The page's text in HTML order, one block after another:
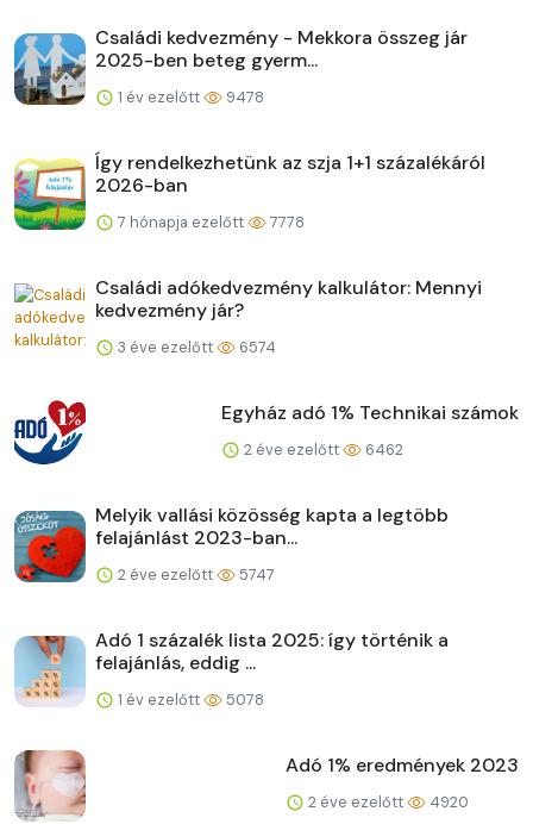
Családi kedvezmény - Mekkora összeg jár
2025-ben beteg gyerm...
1 év ezelőtt 9478
Így rendelkezhetünk az szja 1+1 százalékáról
2026-ban
7 hónapja ezelőtt 7778
Családi adókedvezmény kalkulátor: Mennyi
kedvezmény jár?
3 éve ezelőtt 6574
Egyház adó 1% Technikai számok
2 éve ezelőtt 6462
Melyik vallási közösség kapta a legtöbb
felajánlást 2023-ban...
2 éve ezelőtt 5747
Adó 1 százalék lista 2025: így történik a
felajánlás, eddig ...
1 év ezelőtt 5078
Adó 1% eredmények 2023
2 éve ezelőtt 4920